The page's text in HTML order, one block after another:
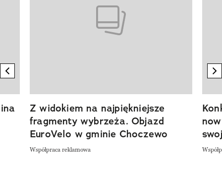
previous element
Z widokiem na najpiękniejsze
fragmenty wybrzeża. Objazd
EuroVelo w gminie Choczewo
Współpraca reklamowa